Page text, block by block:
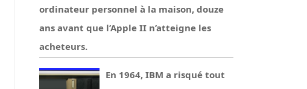
ordinateur personnel à la maison, douze
ans avant que l’Apple II n’atteigne les
acheteurs.
En 1964, IBM a risqué tout